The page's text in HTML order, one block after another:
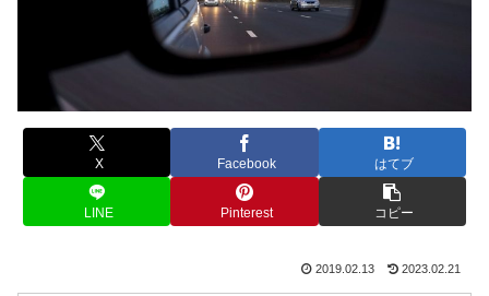
X Facebook はてブ
LINE Pinterest コピー
2019.02.13 2023.02.21